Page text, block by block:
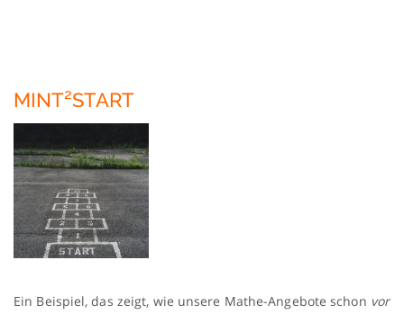
MINT²START
Ein Beispiel, das zeigt, wie unsere Mathe-Angebote schon vor